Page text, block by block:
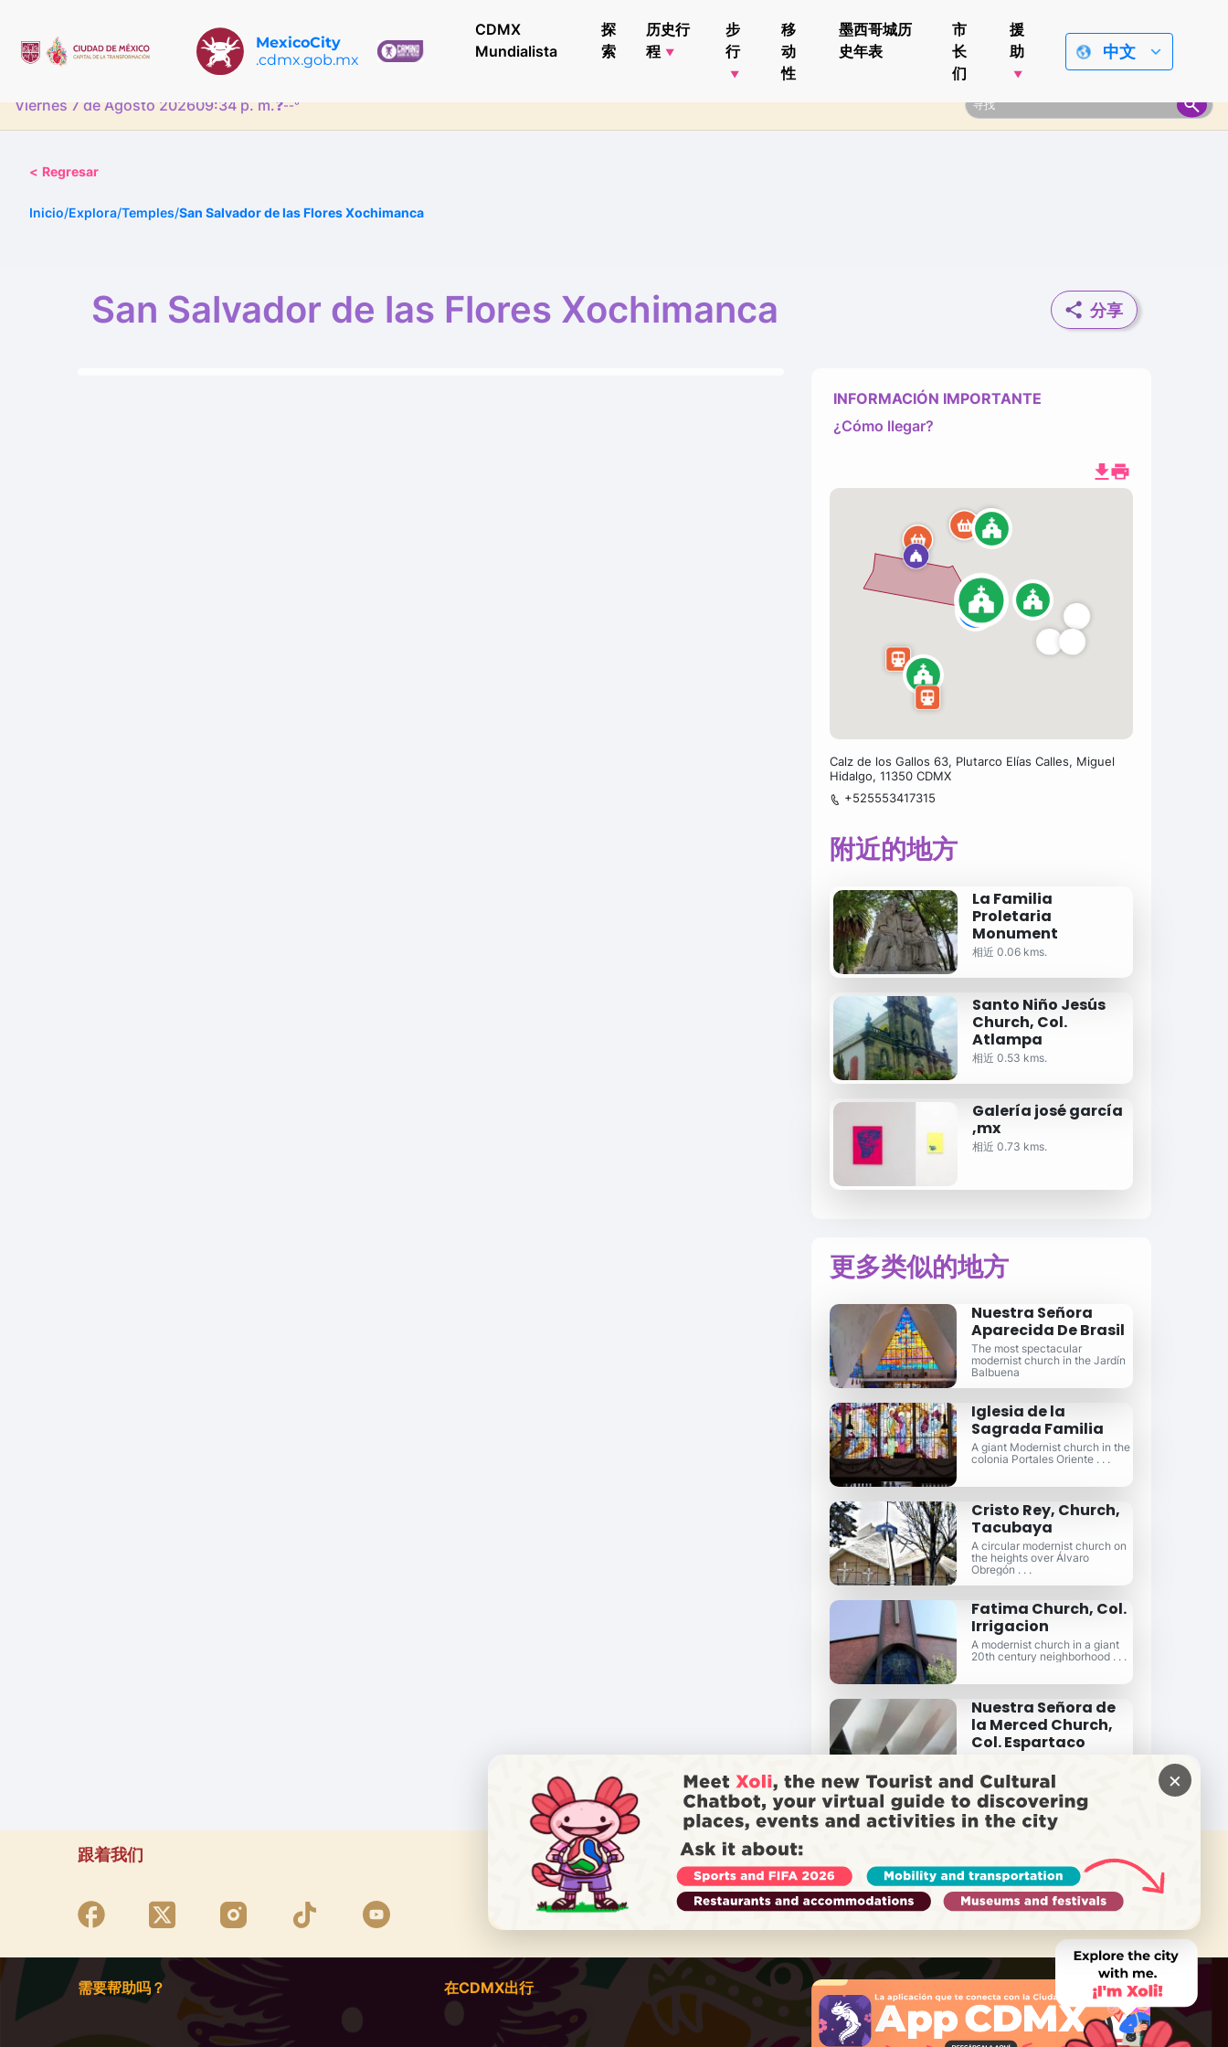
MexicoCity
.cdmx.gob.mx
CDMX
Mundialista
探
索
历史行
程
步
行
移
动
性
墨西哥城历
史年表
市
长
们
援
助
中文
Viernes 7 de Agosto 202609:34 p. m.❓--°
< Regresar
Inicio/Explora/Temples/San Salvador de las Flores Xochimanca
San Salvador de las Flores Xochimanca 分享
INFORMACIÓN IMPORTANTE
¿Cómo llegar?
Calz de los Gallos 63, Plutarco Elías Calles, Miguel
Hidalgo, 11350 CDMX
+525553417315
附近的地方
La Familia
Proletaria
Monument
相近 0.06 kms.
Santo Niño Jesús
Church, Col.
Atlampa
相近 0.53 kms.
Galería josé garcía
,mx
相近 0.73 kms.
更多类似的地方
Nuestra Señora
Aparecida De Brasil
The most spectacular
modernist church in the Jardín
Balbuena
Iglesia de la
Sagrada Familia
A giant Modernist church in the
colonia Portales Oriente . . .
Cristo Rey, Church,
Tacubaya
A circular modernist church on
the heights over Álvaro
Obregón . . .
Fatima Church, Col.
Irrigacion
A modernist church in a giant
20th century neighborhood . . .
Nuestra Señora de
la Merced Church,
Col. Espartaco
neighborhood church in
Espartaco, Coyoacán . . .
跟着我们
需要帮助吗？
致电 Locatel
需要帮助吗？ 在CDMX出行
×